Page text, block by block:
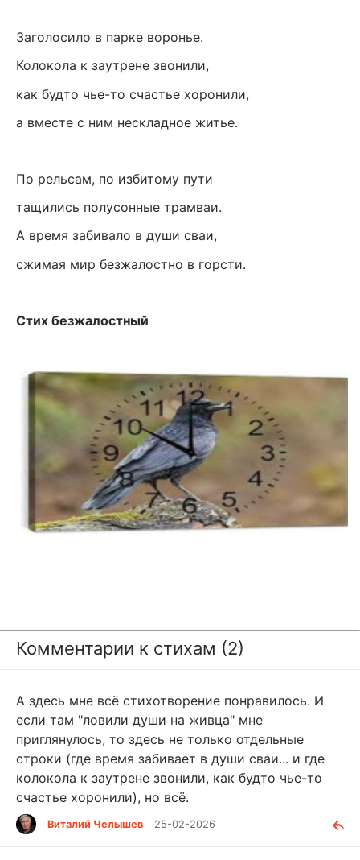
Заголосило в парке воронье.
Колокола к заутрене звонили,
как будто чье-то счастье хоронили,
а вместе с ним нескладное житье.
По рельсам, по избитому пути
тащились полусонные трамваи.
А время забивало в души сваи,
сжимая мир безжалостно в горсти.
Стих безжалостный
Комментарии к стихам (2)
А здесь мне всё стихотворение понравилось. И
если там "ловили души на живца" мне
приглянулось, то здесь не только отдельные
строки (где время забивает в души сваи... и где
колокола к заутрене звонили, как будто чье-то
счастье хоронили), но всё.
Виталий Челышев 25-02-2026